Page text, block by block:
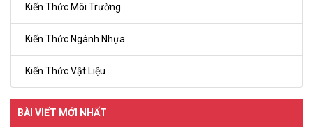
Kiến Thức Môi Trường
Kiến Thức Ngành Nhựa
Kiến Thức Vật Liệu
BÀI VIẾT MỚI NHẤT